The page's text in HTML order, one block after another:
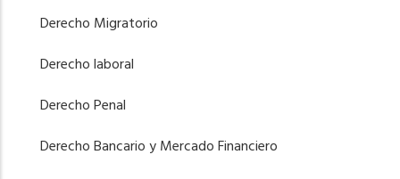
Derecho Migratorio
Derecho laboral
Derecho Penal
Derecho Bancario y Mercado Financiero